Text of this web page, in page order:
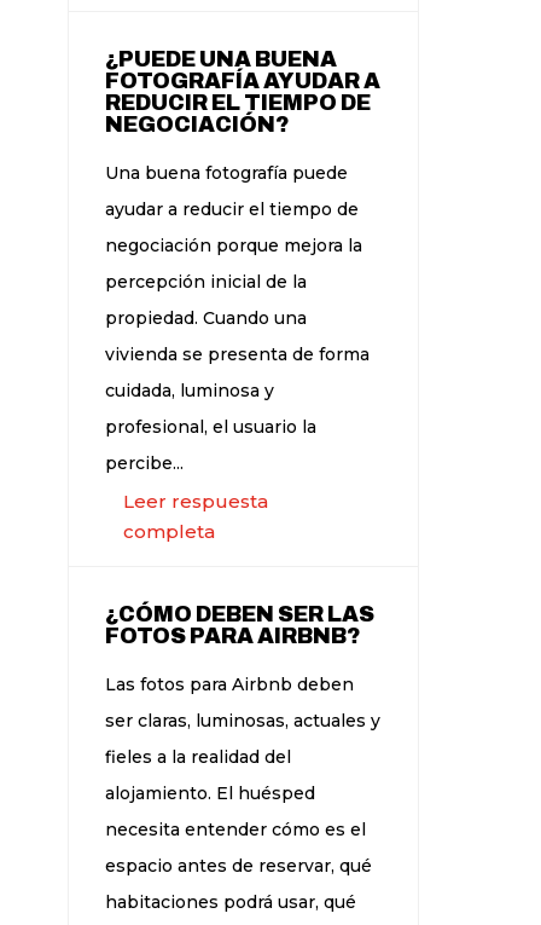
¿PUEDE UNA BUENA
FOTOGRAFÍA AYUDAR A
REDUCIR EL TIEMPO DE
NEGOCIACIÓN?
Una buena fotografía puede
ayudar a reducir el tiempo de
negociación porque mejora la
percepción inicial de la
propiedad. Cuando una
vivienda se presenta de forma
cuidada, luminosa y
profesional, el usuario la
percibe...
Leer respuesta
completa
¿CÓMO DEBEN SER LAS
FOTOS PARA AIRBNB?
Las fotos para Airbnb deben
ser claras, luminosas, actuales y
fieles a la realidad del
alojamiento. El huésped
necesita entender cómo es el
espacio antes de reservar, qué
habitaciones podrá usar, qué